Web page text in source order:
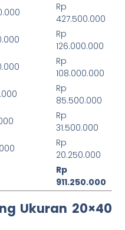
Rp
427.500.000
Rp
126.000.000
Rp
108.000.000
Rp
85.500.000
Rp
31.500.000
Rp
20.250.000
Rp
911.250.000
Ukuran 20×40